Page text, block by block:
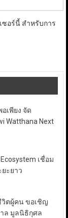
ซอร์นี้ สำหรับการ
เพียง จัด
Watthana Next
Ecosystem เชื่อม
ะยาว
ตผู้คน ขอเชิญ
ล มูลนิธิกุศล